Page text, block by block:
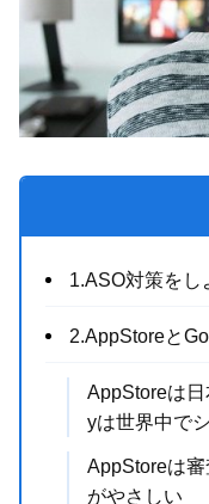
1.ASO対策をし
2.AppStoreと
AppStoreは
yは世界中で
AppStoreは
がやさしい